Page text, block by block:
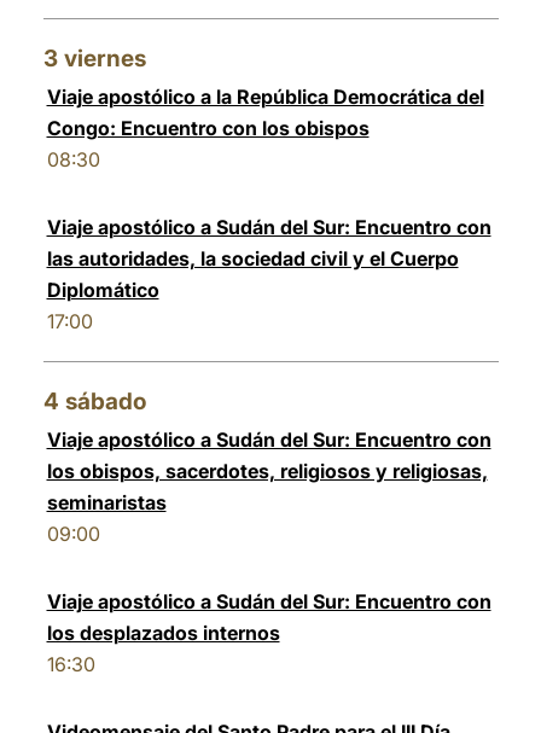
3 viernes
Viaje apostólico a la República Democrática del
Congo: Encuentro con los obispos
08:30
Viaje apostólico a Sudán del Sur: Encuentro con
las autoridades, la sociedad civil y el Cuerpo
Diplomático
17:00
4 sábado
Viaje apostólico a Sudán del Sur: Encuentro con
los obispos, sacerdotes, religiosos y religiosas,
seminaristas
09:00
Viaje apostólico a Sudán del Sur: Encuentro con
los desplazados internos
16:30